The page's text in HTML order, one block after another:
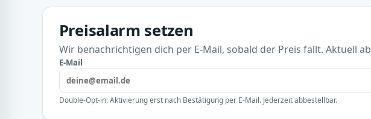
Preisalarm setzen
Wir benachrichtigen dich per E-Mail, sobald der Preis fällt. Aktuell ab
E-Mail
Double-Opt-in: Aktivierung erst nach Bestätigung per E-Mail. Jederzeit abbestellbar.